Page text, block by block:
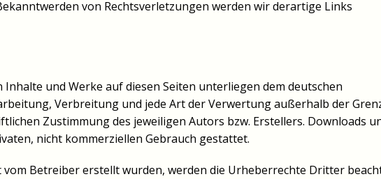
von Rechtsverletzungen werden wir derartige Links
und Werke auf diesen Seiten unterliegen dem deutschen
Verbreitung und jede Art der Verwertung außerhalb der
Zustimmung des jeweiligen Autors bzw. Erstellers. Downloads
nicht kommerziellen Gebrauch gestattet.
vom Betreiber erstellt wurden, werden die Urheberrechte Dritter